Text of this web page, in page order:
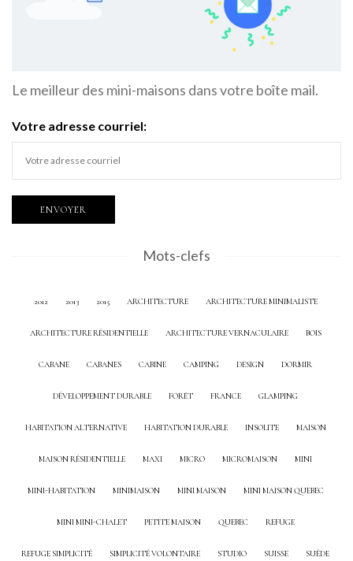
Le meilleur des mini-maisons dans votre boîte mail.
Votre adresse courriel:
Mots-clefs
2012 2013 2015 ARCHITECTURE ARCHITECTURE MINIMALISTE
ARCHITECTURE RÉSIDENTIELLE ARCHITECTURE VERNACULAIRE BOIS
CABANE CABANES CABINE CAMPING DESIGN DORMIR
DÉVELOPPEMENT DURABLE FORÊT FRANCE GLAMPING
HABITATION ALTERNATIVE HABITATION DURABLE INSOLITE MAISON
MAISON RÉSIDENTIELLE MAXI MICRO MICROMAISON MINI
MINI-HABITATION MINIMAISON MINI MAISON MINI MAISON QUEBEC
MINI MINI-CHALET PETITE MAISON QUEBEC REFUGE
REFUGE SIMPLICITÉ SIMPLICITÉ VOLONTAIRE STUDIO SUISSE SUÈDE